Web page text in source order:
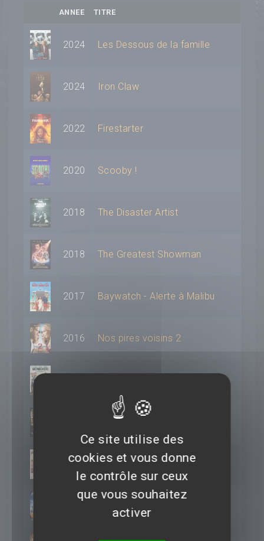
ANNEE TITRE
2024 Les Dessous de la famille
2024 Iron Claw
2022 Firestarter
2020 Scooby !
2018 The Disaster Artist
2018 The Greatest Showman
2017 Baywatch - Alerte à Malibu
2016 Nos pires voisins 2
Parkland
2012 Paperboy
Le Lorax
Ce site utilise des
cookies et vous donne
le contrôle sur ceux
que vous souhaitez
activer